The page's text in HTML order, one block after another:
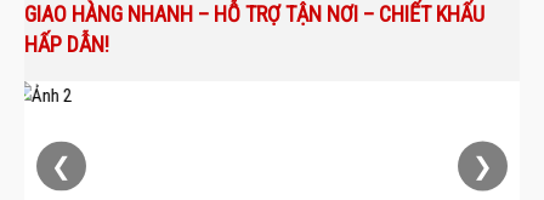
GIAO HÀNG NHANH – HỖ TRỢ TẬN NƠI – CHIẾT KHẤU
HẤP DẪN!
❮ ❯